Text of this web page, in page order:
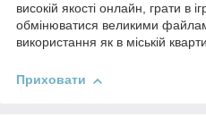
високій якості онлайн, грати в
обмінюватися великими
використання як в міській
Приховати